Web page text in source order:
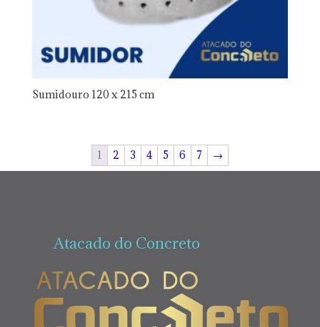
Sumidouro 120 x 215 cm
1 2 3 4 5 6 7 →
Atacado do Concreto